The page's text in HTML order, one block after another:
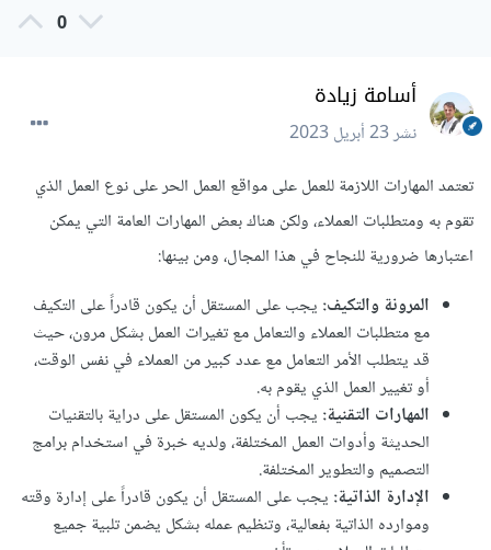
0
أسامة زيادة
نشر23 أبريل 2023
تعتمد المهارات اللازمة للعمل على مواقع العمل الحر على نوع العمل الذي
تقوم به ومتطلبات العملاء، ولكن هناك بعض المهارات العامة التي يمكن
اعتبارها ضرورية للنجاح في هذا المجال، ومن بينها:
المرونة والتكيف:يجب على المستقل أن يكون قادراً على التكيف
مع متطلبات العملاء والتعامل مع تغيرات العمل بشكل مرون، حيث
قد يتطلب الأمر التعامل مع عدد كبير من العملاء في نفس الوقت،
أو تغيير العمل الذي يقوم به.
المهارات التقنية: يجب أن يكون المستقل على دراية بالتقنيات
الحديثة وأدوات العمل المختلفة، ولديه خبرة في استخدام برامج
التصميم والتطوير المختلفة.
الإدارة الذاتية: يجب على المستقل أن يكون قادراً على إدارة وقته
وموارده الذاتية بفعالية، وتنظيم عمله بشكل يضمن تلبية جميع